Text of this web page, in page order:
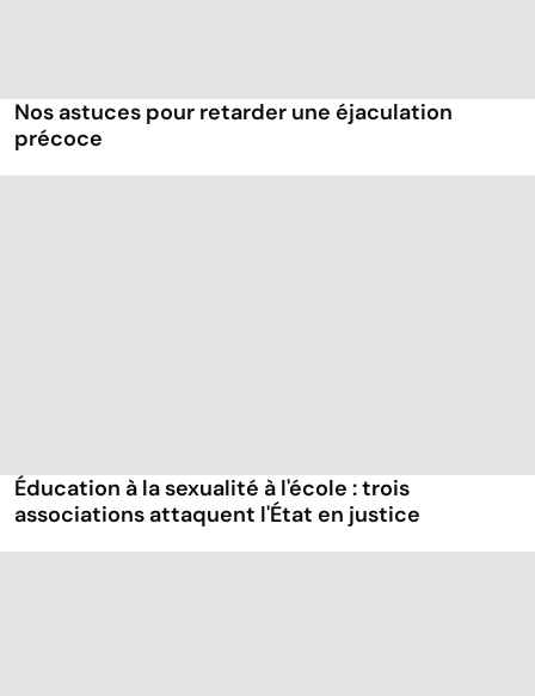
Nos astuces pour retarder une éjaculation
précoce
Éducation à la sexualité à l'école : trois
associations attaquent l'État en justice